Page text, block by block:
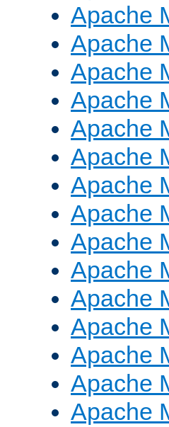
Apache
Apache
Apache
Apache
Apache
Apache
Apache
Apache
Apache
Apache
Apache
Apache
Apache
Apache
Apache